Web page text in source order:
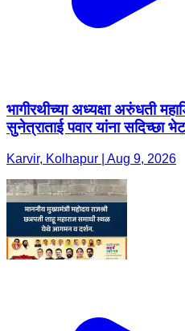
भागीरथीच्या अध्यक्षा अरुंधती
सुनेत्राताई पवार यांना सदिच्छा भेट
Karvir, Kolhapur | Aug 9, 2026